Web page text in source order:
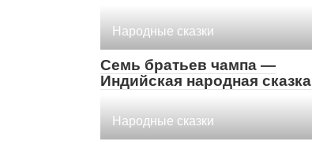
Народные сказки
Семь братьев чампа —
Индийская народная сказка
Народные сказки